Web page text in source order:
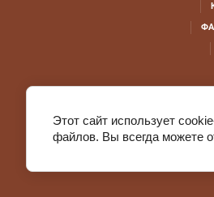
Этот сайт использует
файлов. Вы всегда можете